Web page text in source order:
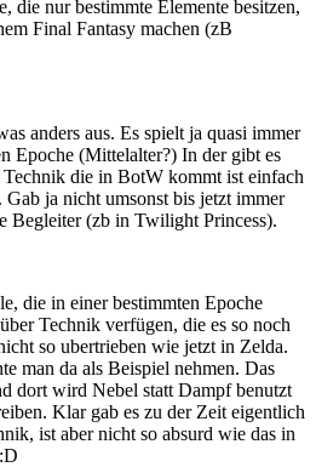
die nur bestimmte Elemente besitzen,
Final Fantasy machen (zB
anders aus. Es spielt ja quasi immer
Epoche (Mittelalter?) In der gibt es
die in BotW kommt ist einfach
ja nicht umsonst bis jetzt immer
Begleiter (zb in Twilight Princess).
die in einer bestimmten Epoche
Technik verfügen, die es so noch
so ubertrieben wie jetzt in Zelda.
man da als Beispiel nehmen. Das
dort wird Nebel statt Dampf benutzt
Klar gab es zu der Zeit eigentlich
ist aber nicht so absurd wie das in